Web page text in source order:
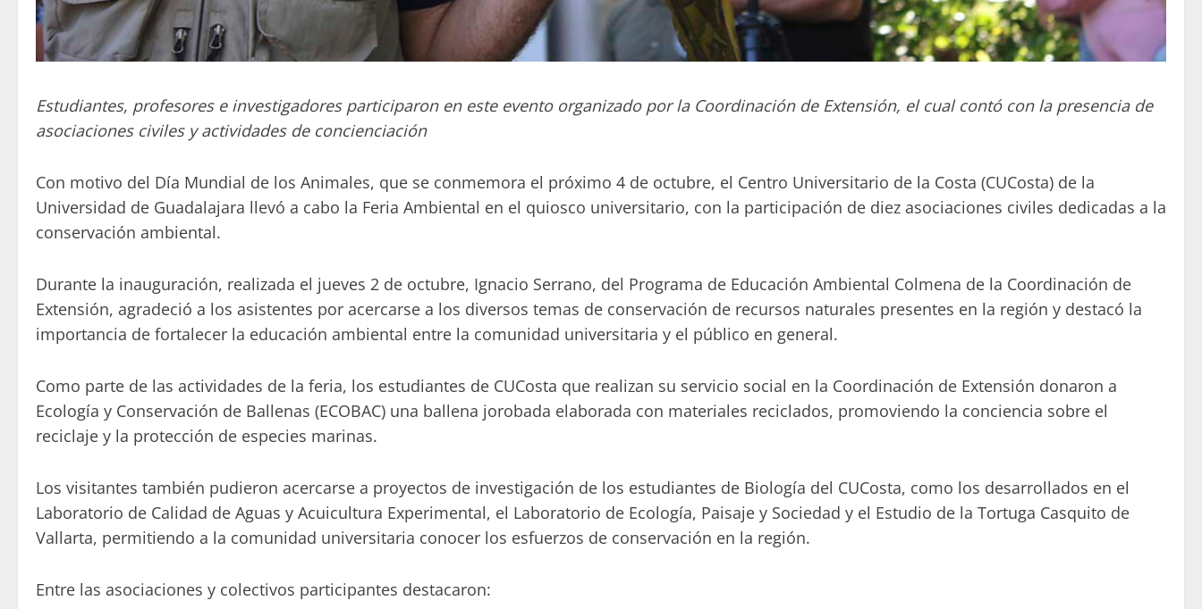
Estudiantes, profesores e investigadores participaron en este evento organizado por la Coordinación de Extensión, el cual contó con la presencia de
asociaciones civiles y actividades de concienciación
Con motivo del Día Mundial de los Animales, que se conmemora el próximo 4 de octubre, el Centro Universitario de la Costa (CUCosta) de la
Universidad de Guadalajara llevó a cabo la Feria Ambiental en el quiosco universitario, con la participación de diez asociaciones civiles dedicadas a la
conservación ambiental.
Durante la inauguración, realizada el jueves 2 de octubre, Ignacio Serrano, del Programa de Educación Ambiental Colmena de la Coordinación de
Extensión, agradeció a los asistentes por acercarse a los diversos temas de conservación de recursos naturales presentes en la región y destacó la
importancia de fortalecer la educación ambiental entre la comunidad universitaria y el público en general.
Como parte de las actividades de la feria, los estudiantes de CUCosta que realizan su servicio social en la Coordinación de Extensión donaron a
Ecología y Conservación de Ballenas (ECOBAC) una ballena jorobada elaborada con materiales reciclados, promoviendo la conciencia sobre el
reciclaje y la protección de especies marinas.
Los visitantes también pudieron acercarse a proyectos de investigación de los estudiantes de Biología del CUCosta, como los desarrollados en el
Laboratorio de Calidad de Aguas y Acuicultura Experimental, el Laboratorio de Ecología, Paisaje y Sociedad y el Estudio de la Tortuga Casquito de
Vallarta, permitiendo a la comunidad universitaria conocer los esfuerzos de conservación en la región.
Entre las asociaciones y colectivos participantes destacaron: